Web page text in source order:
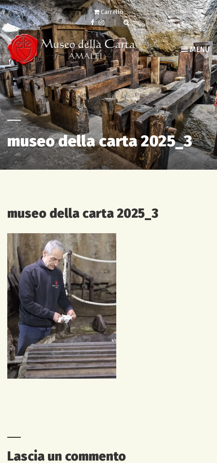
Carrello
MENU
museo della carta 2025_3
museo della carta 2025_3
Lascia un commento